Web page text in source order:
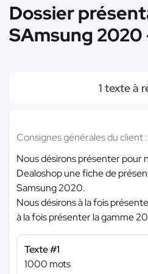
Dossier
SAmsung
1 texte à
Consignes générales du client :
Nous désirons présenter pour
Dealoshop une fiche de
Samsung 2020.
Nous désirons à la fois
à la fois présenter la gamme
Texte #1
1000 mots